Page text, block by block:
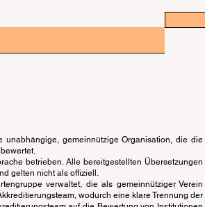
unabhängige, gemeinnützige Organisation, die die
betrieben. Alle bereitgestellten Übersetzungen
gelten nicht als offiziell.
verwaltet, die als gemeinnütziger Verein
wodurch eine klare Trennung der